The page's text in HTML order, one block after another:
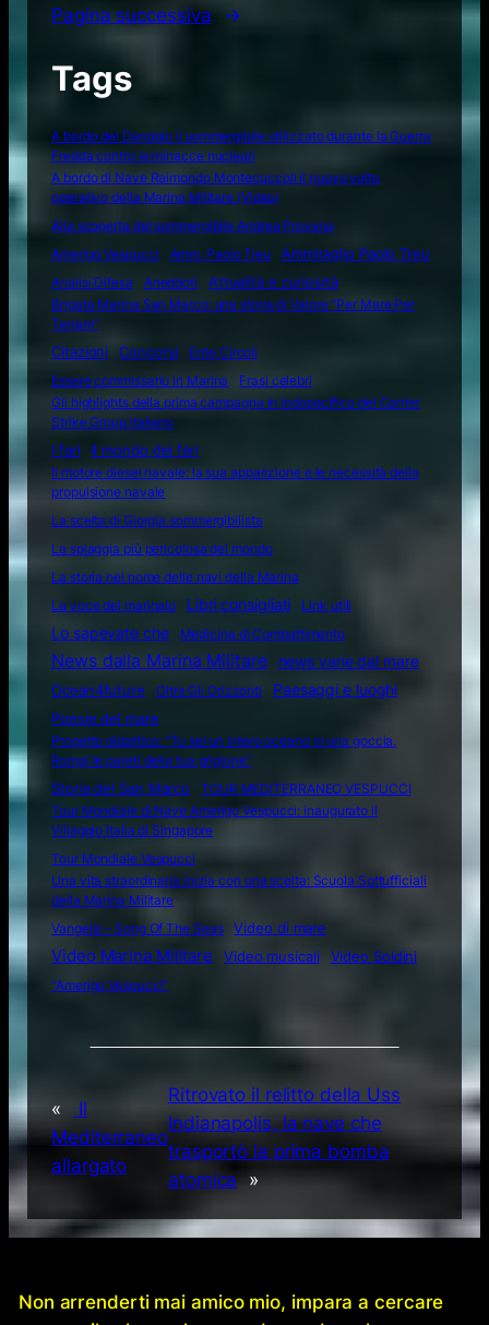
Pagina successiva
→
Tags
A bordo del Dandolo il sommergibile utilizzato durante la Guerra
Fredda contro le minacce nucleari
A bordo di Nave Raimondo Montecuccoli il nuovo volto
operativo della Marina Militare (Video)
Alla scoperta del sommergibile Andrea Provana
Amerigo Vespucci
Amm. Paolo Treu
Ammiraglio Paolo Treu
Analisi Difesa
Aneddoti Attualità e curiosità
Brigata Marina San Marco: una storia di Valore "Per Mare Per
Terram"
Citazioni
Concorsi
Ente Circoli
Essere commissario in Marina
Frasi celebri
Gli highlights della prima campagna in Indopacifico del Carrier
Strike Group italiano
I fari
Il mondo dei fari
Il motore diesel navale: la sua apparizione e le necessità della
propulsione navale
La scelta di Giorgia sommergibilista
La spiaggia più pericolosa del mondo
La storia nel nome delle navi della Marina
La voce del marinaio
Libri consigliati Link utili
Lo sapevate che Medicina di Combattimento
News dalla Marina Militare
news varie dal mare
Ocean4future
Oltre Gli Orizzonti
Paesaggi e luoghi
Poesie del mare
Progetto didattico: “Tu sei un intero oceano in una goccia.
Rompi le pareti della tua prigione”
Storia del San Marco
TOUR MEDITERRANEO VESPUCCI
Tour Mondiale di Nave Amerigo Vespucci: inaugurato il
Villaggio Italia di Singapore
Tour Mondiale Vespucci
Una vita straordinaria inizia con una scelta: Scuola Sottufficiali
della Marina Militare
Vangelis – Song Of The Seas
Video di mare
Video Marina Militare Video musicali
Video Soldini
“Amerigo Vespucci”
«
Il
Mediterraneo
allargato
Ritrovato il relitto della Uss
Indianapolis, la nave che
trasportò la prima bomba
atomica »
Non arrenderti mai amico mio, impara a cercare